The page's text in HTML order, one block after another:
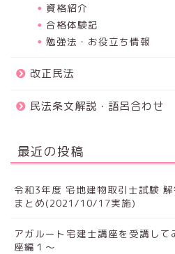
資格紹介
合格体験記
勉強法・お役立ち情報
改正民法
民法条文解説・語呂合わせ
最近の投稿
令和3年度 宅地建物取引士試験
まとめ(2021/10/17実施)
アガルート宅建士講座を受講し
座編１～